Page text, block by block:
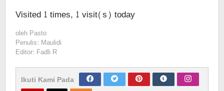
Visited 1 times, 1 visit(s) today
oleh Pasto
Penulis: Maulidi
Editor: Fadli R
Ikuti Kami Pada